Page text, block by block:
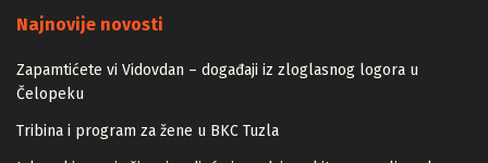
Najnovije novosti
Zapamtićete vi Vidovdan – događaji iz zloglasnog logora u
Čelopeku
Tribina i program za žene u BKC Tuzla